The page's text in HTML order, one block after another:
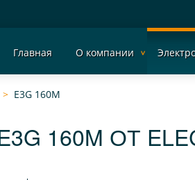
Главная О компании
E3G 160M
160M ОТ